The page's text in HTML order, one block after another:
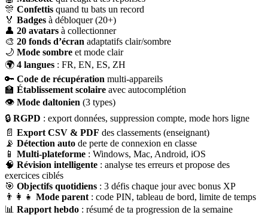
🎊 Confettis quand tu bats un record
🏅 Badges à débloquer (20+)
👤 20 avatars à collectionner
🎨 20 fonds d’écran adaptatifs clair/sombre
🌙 Mode sombre et mode clair
🌍 4 langues : FR, EN, ES, ZH
🔑 Code de récupération multi-appareils
🏫 Établissement scolaire avec autocomplétion
👁 Mode daltonien (3 types)
🔒 RGPD : export données, suppression compte, mode hors ligne
📄 Export CSV & PDF des classements (enseignant)
📡 Détection auto de perte de connexion en classe
📱 Multi-plateforme : Windows, Mac, Android, iOS
🧠 Révision intelligente : analyse tes erreurs et propose des
exercices ciblés
🎯 Objectifs quotidiens : 3 défis chaque jour avec bonus XP
👨‍👩‍👧 Mode parent : code PIN, tableau de bord, limite de temps
📊 Rapport hebdo : résumé de ta progression de la semaine